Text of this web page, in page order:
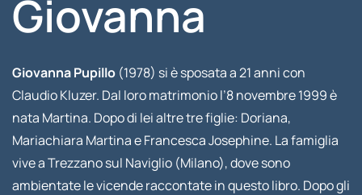
Giovanna
Giovanna Pupillo(1978) si è sposata a 21 anni con
Claudio Kluzer. Dal loro matrimonio l’8 novembre 1999 è
nata Martina. Dopo di lei altre tre figlie: Doriana,
Mariachiara Martina e Francesca Josephine. La famiglia
vive a Trezzano sul Naviglio (Milano), dove sono
ambientate le vicende raccontate in questo libro. Dopo gli